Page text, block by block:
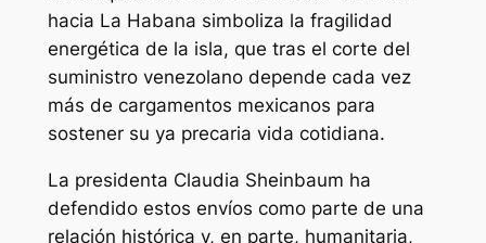
hacia La Habana simboliza la fragilidad
energética de la isla, que tras el corte del
suministro venezolano depende cada vez
más de cargamentos mexicanos para
sostener su ya precaria vida cotidiana.
La presidenta Claudia Sheinbaum ha
defendido estos envíos como parte de una
relación histórica y, en parte, humanitaria,